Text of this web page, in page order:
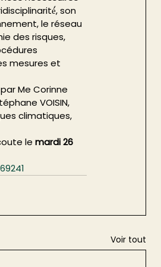
son
le réseau
des risques,
mesures et
Me Corinne
VOISIN,
climatiques,
le mardi 26
Voir tout